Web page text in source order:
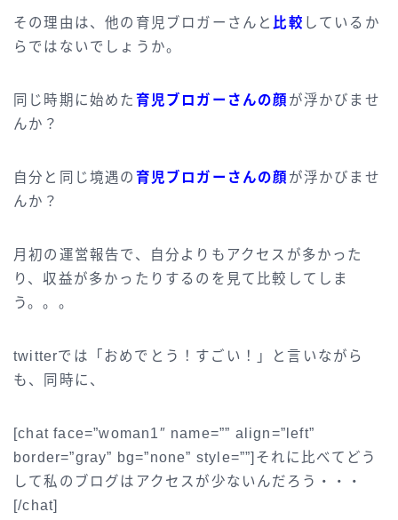
その理由は、他の育児ブロガーさんと 比較 しているか
らではないでしょうか。
同じ時期に始めた 育児ブロガーさんの顔 が浮かびませ
んか？
自分と同じ境遇の 育児ブロガーさんの顔 が浮かびませ
んか？
月初の運営報告で、自分よりもアクセスが多かった
り、収益が多かったりするのを見て比較してしま
う。。。
twitterでは「おめでとう！すごい！」と言いながら
も、同時に、
[chat face=”woman1″ name=”” align=”left”
border=”gray” bg=”none” style=””]それに比べてどう
して私のブログはアクセスが少ないんだろう・・・
[/chat]